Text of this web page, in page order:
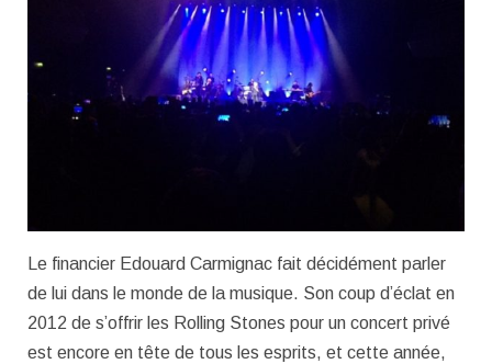
Le financier Edouard Carmignac fait décidément parler
de lui dans le monde de la musique. Son coup d’éclat en
2012 de s’offrir les Rolling Stones pour un concert privé
est encore en tête de tous les esprits, et cette année,